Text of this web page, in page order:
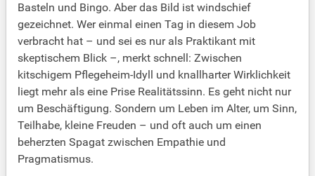
Basteln und Bingo. Aber das Bild ist windschief
gezeichnet. Wer einmal einen Tag in diesem Job
verbracht hat – und sei es nur als Praktikant mit
skeptischem Blick –, merkt schnell: Zwischen
kitschigem Pflegeheim-Idyll und knallharter Wirklichkeit
liegt mehr als eine Prise Realitätssinn. Es geht nicht nur
um Beschäftigung. Sondern um Leben im Alter, um Sinn,
Teilhabe, kleine Freuden – und oft auch um einen
beherzten Spagat zwischen Empathie und
Pragmatismus.